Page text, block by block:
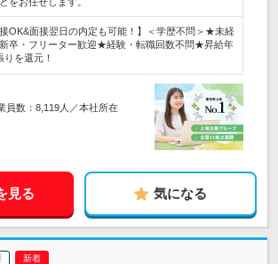
接OK&面接翌日の内定も可能！】＜学歴不問＞★未経
卒・フリーター歓迎★経験・転職回数不問★昇給年
りを還元！
員数：8,119人／本社所在
見る 気になる